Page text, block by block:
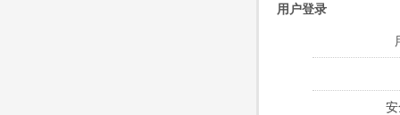
用户登录